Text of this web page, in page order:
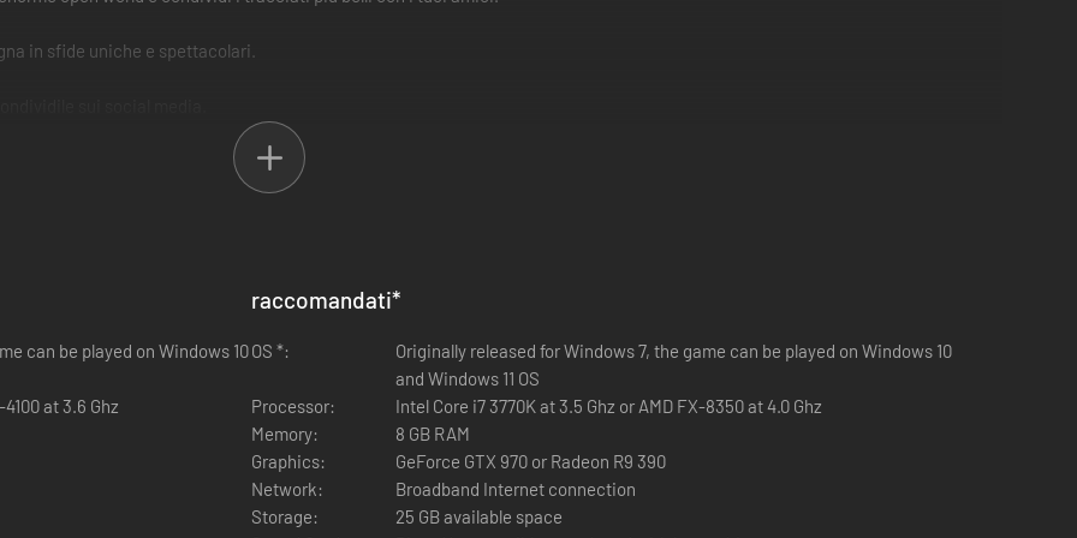
in sfide uniche e spettacolari.
e preparati per degli stunt epici mentre ti fai strada fino in cima al divertimento. Sperimenta 360° di libertà visiva mentre eplori
le colline migliora il tuo gameplay e ti permette di vivere l'esperienza migliore della tua vita.
di Tobii.
can be played on Windows 10
at 3.6 Ghz
raccomandati*
OS *:
Originally released for Windows 7, the game can be played on Windows 10
and Windows 11 OS
Processor:
Intel Core i7 3770K at 3.5 Ghz or AMD FX-8350 at 4.0 Ghz
Memory:
8 GB RAM
Graphics:
GeForce GTX 970 or Radeon R9 390
Network:
Broadband Internet connection
Storage:
25 GB available space